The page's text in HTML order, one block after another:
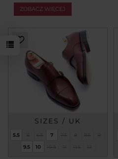
ZOBACZ WIĘCEJ
SIZES / UK
5.5 6 6.5 7 7.5 8 8.5
9
9.5
10 10.5 11 11.5 12